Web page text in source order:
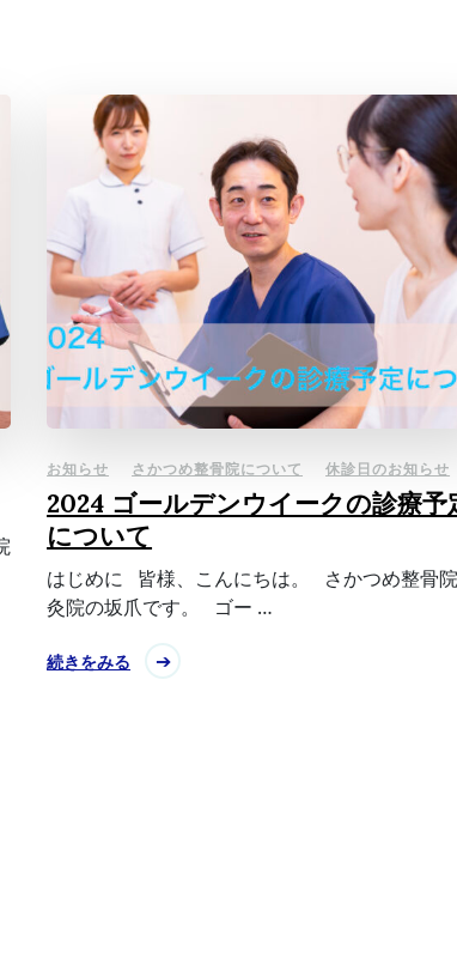
お知らせ さかつめ整骨院について 休診日のお知らせ
2024 ゴールデンウイークの診療予
について
はじめに 皆様、こんにちは。 さかつめ整骨
灸院の坂爪です。 ゴー …
続きをみる